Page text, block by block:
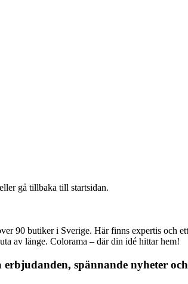
gå tillbaka till startsidan.
90 butiker i Sverige. Här finns expertis
av länge. Colorama – där din idé hittar hem!
spännande nyheter